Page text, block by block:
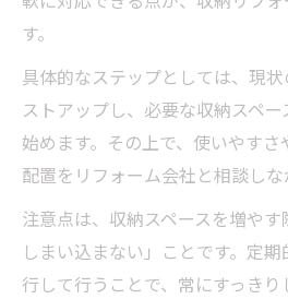
す。
具体的なステップとしては、現
ストアップし、必要な収納スペ
始めます。その上で、使いやす
配置をリフォーム会社と相談しな
注意点は、収納スペースを増や
しまい込まない」ことです。定
行して行うことで、常にすっき